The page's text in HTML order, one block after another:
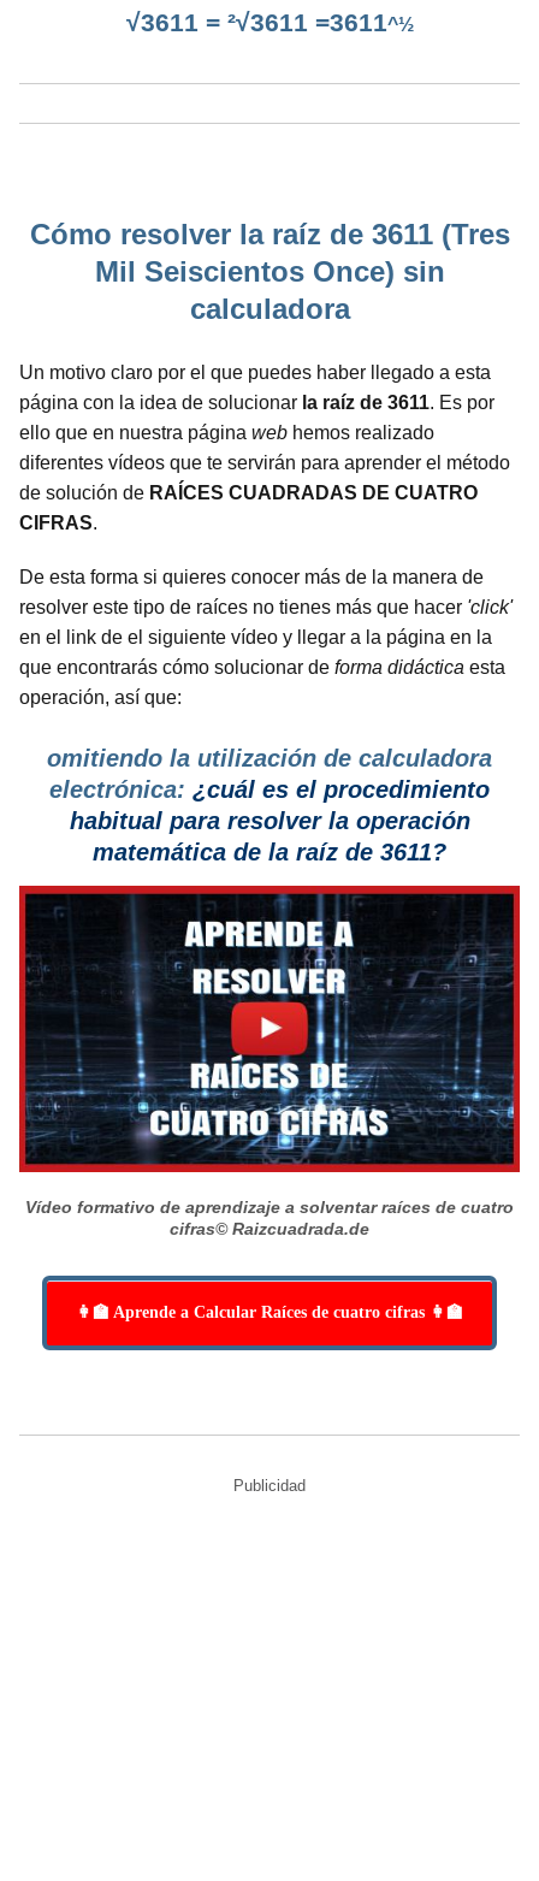
√3611 = ²√3611 =3611^½
Cómo resolver la raíz de 3611 (Tres
Mil Seiscientos Once) sin
calculadora
Un motivo claro por el que puedes haber llegado a esta
página con la idea de solucionar la raíz de 3611. Es por
ello que en nuestra página web hemos realizado
diferentes vídeos que te servirán para aprender el método
de solución de RAÍCES CUADRADAS DE CUATRO
CIFRAS.
De esta forma si quieres conocer más de la manera de
resolver este tipo de raíces no tienes más que hacer 'click'
en el link de el siguiente vídeo y llegar a la página en la
que encontrarás cómo solucionar de forma didáctica esta
operación, así que:
omitiendo la utilización de calculadora
electrónica: ¿cuál es el procedimiento
habitual para resolver la operación
matemática de la raíz de 3611?
Vídeo formativo de aprendizaje a solventar raíces de cuatro
cifras© Raizcuadrada.de
👩‍🏫 Aprende a Calcular Raíces de cuatro cifras 👩‍🏫
Publicidad